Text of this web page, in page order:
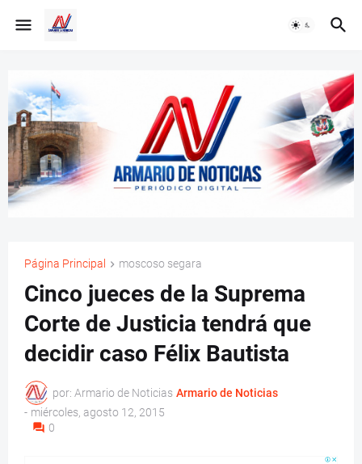
Página Principal moscoso segara
Cinco jueces de la Suprema
Corte de Justicia tendrá que
decidir caso Félix Bautista
por: Armario de Noticias Armario de Noticias
- miércoles, agosto 12, 2015
0